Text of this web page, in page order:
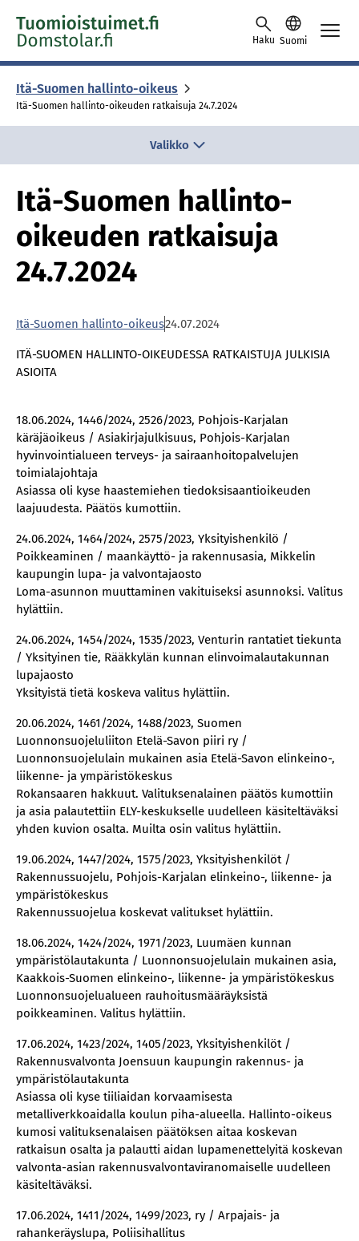
Skip to content -saavutettavuusohje
Haku Suomi
Itä-Suomen hallinto-oikeus
Itä-Suomen hallinto-oikeuden ratkaisuja 24.7.2024
Valikko
Itä-Suomen hallinto-
oikeuden ratkaisuja
24.7.2024
Itä-Suomen hallinto-oikeus24.07.2024
ITÄ-SUOMEN HALLINTO-OIKEUDESSA RATKAISTUJA JULKISIA
ASIOITA
18.06.2024, 1446/2024, 2526/2023, Pohjois-Karjalan
käräjäoikeus / Asiakirjajulkisuus, Pohjois-Karjalan
hyvinvointialueen terveys- ja sairaanhoitopalvelujen
toimialajohtaja
Asiassa oli kyse haastemiehen tiedoksisaantioikeuden
laajuudesta. Päätös kumottiin.
24.06.2024, 1464/2024, 2575/2023, Yksityishenkilö /
Poikkeaminen / maankäyttö- ja rakennusasia, Mikkelin
kaupungin lupa- ja valvontajaosto
Loma-asunnon muuttaminen vakituiseksi asunnoksi. Valitus
hylättiin.
24.06.2024, 1454/2024, 1535/2023, Venturin rantatiet tiekunta
/ Yksityinen tie, Rääkkylän kunnan elinvoimalautakunnan
lupajaosto
Yksityistä tietä koskeva valitus hylättiin.
20.06.2024, 1461/2024, 1488/2023, Suomen
Luonnonsuojeluliiton Etelä-Savon piiri ry /
Luonnonsuojelulain mukainen asia Etelä-Savon elinkeino-,
liikenne- ja ympäristökeskus
Rokansaaren hakkuut. Valituksenalainen päätös kumottiin
ja asia palautettiin ELY-keskukselle uudelleen käsiteltäväksi
yhden kuvion osalta. Muilta osin valitus hylättiin.
19.06.2024, 1447/2024, 1575/2023, Yksityishenkilöt /
Rakennussuojelu, Pohjois-Karjalan elinkeino-, liikenne- ja
ympäristökeskus
Rakennussuojelua koskevat valitukset hylättiin.
18.06.2024, 1424/2024, 1971/2023, Luumäen kunnan
ympäristölautakunta / Luonnonsuojelulain mukainen asia,
Kaakkois-Suomen elinkeino-, liikenne- ja ympäristökeskus
Luonnonsuojelualueen rauhoitusmääräyksistä
poikkeaminen. Valitus hylättiin.
17.06.2024, 1423/2024, 1405/2023, Yksityishenkilöt /
Rakennusvalvonta Joensuun kaupungin rakennus- ja
ympäristölautakunta
Asiassa oli kyse tiiliaidan korvaamisesta
metalliverkkoaidalla koulun piha-alueella. Hallinto-oikeus
kumosi valituksenalaisen päätöksen aitaa koskevan
ratkaisun osalta ja palautti aidan lupamenettelyitä koskevan
valvonta-asian rakennusvalvontaviranomaiselle uudelleen
käsiteltäväksi.
17.06.2024, 1411/2024, 1499/2023, ry / Arpajais- ja
rahankeräyslupa, Poliisihallitus